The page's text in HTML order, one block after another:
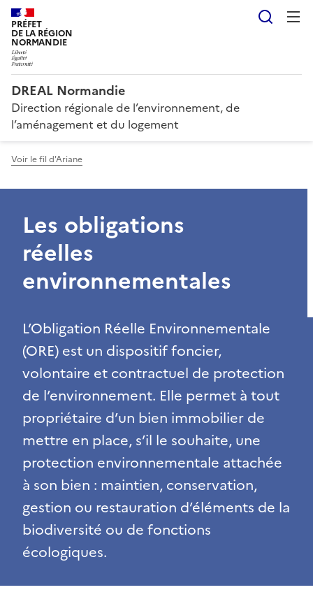
PRÉFET
DE LA RÉGION
NORMANDIE
DREAL Normandie
Direction régionale de l’environnement, de
l’aménagement et du logement
Voir le fil d'Ariane
Les obligations
réelles
environnementales
L’Obligation Réelle Environnementale
(ORE) est un dispositif foncier,
volontaire et contractuel de protection
de l’environnement. Elle permet à tout
propriétaire d’un bien immobilier de
mettre en place, s’il le souhaite, une
protection environnementale attachée
à son bien : maintien, conservation,
gestion ou restauration d’éléments de la
biodiversité ou de fonctions
écologiques.